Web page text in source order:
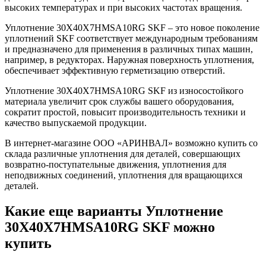
высоких температурах и при высоких частотах вращения.
Уплотнение 30X40X7HMSA10RG SKF – это новое поколение
уплотнений SKF соответствует международным требованиям
и предназначено для применения в различных типах машин,
например, в редукторах. Наружная поверхность уплотнения,
обеспечивает эффективную герметизацию отверстий.
Уплотнение 30X40X7HMSA10RG SKF из износостойкого
материала увеличит срок службы вашего оборудования,
сократит простой, повысит производительность техники и
качество выпускаемой продукции.
В интернет-магазине ООО «АРИНВАЛ» возможно купить со
склада различные уплотнения для деталей, совершающих
возвратно-поступательные движения, уплотнения для
неподвижных соединений, уплотнения для вращающихся
деталей.
Какие еще варианты Уплотнение
30X40X7HMSA10RG SKF можно
купить